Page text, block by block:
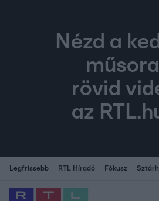
Nézd a
rövid
az
Legfrissebb RTL Híradó Fókusz